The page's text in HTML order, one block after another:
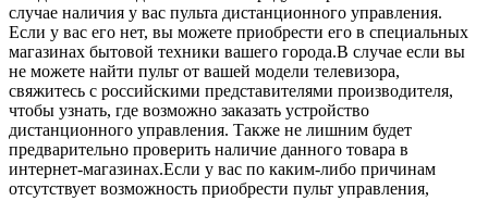
случае наличия у вас пульта дистанционного управления.
Если у вас его нет, вы можете приобрести его в специальных
магазинах бытовой техники вашего города.В случае если вы
не можете найти пульт от вашей модели телевизора,
свяжитесь с российскими представителями производителя,
чтобы узнать, где возможно заказать устройство
дистанционного управления. Также не лишним будет
предварительно проверить наличие данного товара в
интернет-магазинах.Если у вас по каким-либо причинам
отсутствует возможность приобрести пульт управления,